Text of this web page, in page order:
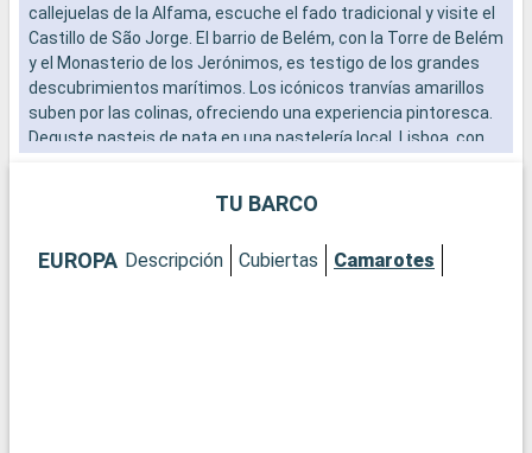
callejuelas de la Alfama, escuche el fado tradicional y visite el
Castillo de São Jorge. El barrio de Belém, con la Torre de Belém
y el Monasterio de los Jerónimos, es testigo de los grandes
descubrimientos marítimos. Los icónicos tranvías amarillos
suben por las colinas, ofreciendo una experiencia pintoresca.
Deguste pasteis de nata en una pastelería local. Lisboa, con
TU BARCO
EUROPA Descripción Cubiertas Camarotes